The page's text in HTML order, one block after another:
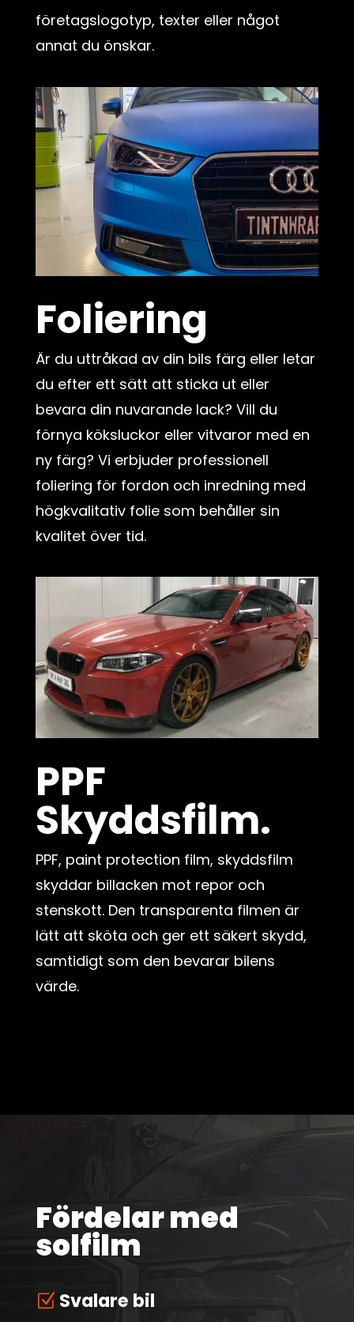
företagslogotyp, texter eller något
annat du önskar.
Foliering
Är du uttråkad av din bils färg eller letar
du efter ett sätt att sticka ut eller
bevara din nuvarande lack? Vill du
förnya köksluckor eller vitvaror med en
ny färg? Vi erbjuder professionell
foliering för fordon och inredning med
högkvalitativ folie som behåller sin
kvalitet över tid.
PPF
Skyddsfilm.
PPF, paint protection film, skyddsfilm
skyddar billacken mot repor och
stenskott. Den transparenta filmen är
lätt att sköta och ger ett säkert skydd,
samtidigt som den bevarar bilens
värde.
Fördelar med
solfilm
Z Svalare bil